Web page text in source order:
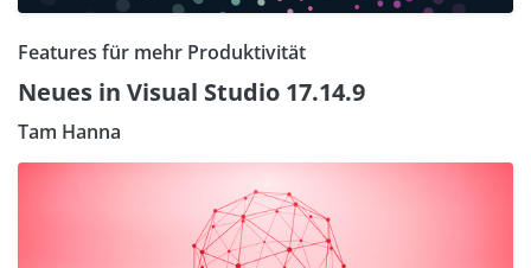
Features für mehr Produktivität
Neues in Visual Studio 17.14.9
Tam Hanna